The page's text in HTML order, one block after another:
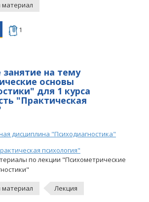
1
на тему
основы
для 1 курса
"Практическая
дисциплина "Психодиагностика"
психология"
по лекции "Психометрические
Лекция